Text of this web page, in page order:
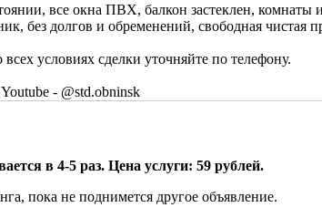
все окна ПВХ, балкон застеклен,
без долгов и обременений, свободная чистая
условиях сделки уточняйте по телефону.
- @std.obninsk
в 4-5 раз. Цена услуги: 59 рублей.
пока не поднимется другое объявление.